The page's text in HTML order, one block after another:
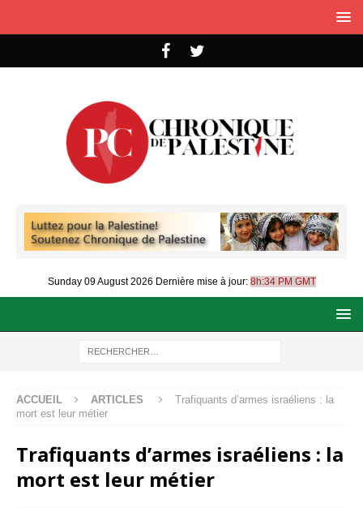
Sunday 09 August 2026 Dernière mise à jour: 8h:34 PM GMT
ACCUEIL ARTICLES
Trafiquants d’armes israéliens : la
mort est leur métier
Trafiquants d’armes israéliens : la
mort est leur métier